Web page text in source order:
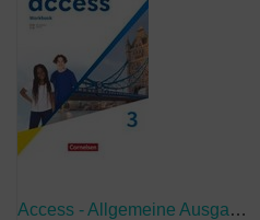
Access - Allgemeine Ausgabe 2022 - Band 3: 7. Schuljahr